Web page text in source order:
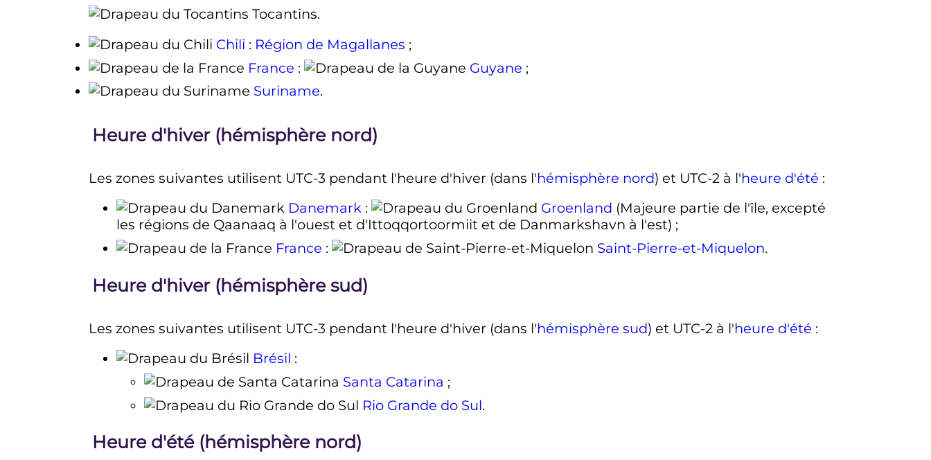
Tocantins.
Chili : Région de Magallanes ;
France : Guyane ;
Suriname.
Heure d'hiver (hémisphère nord)
Les zones suivantes utilisent UTC-3 pendant l'heure d'hiver (dans l'hémisphère nord) et UTC-2 à l'heure d'été :
Danemark : Groenland (Majeure partie de l'île, excepté
les régions de Qaanaaq à l'ouest et d'Ittoqqortoormiit et de Danmarkshavn à l'est) ;
France : Saint-Pierre-et-Miquelon.
Heure d'hiver (hémisphère sud)
Les zones suivantes utilisent UTC-3 pendant l'heure d'hiver (dans l'hémisphère sud) et UTC-2 à l'heure d'été :
Brésil :
Santa Catarina ;
Rio Grande do Sul.
Heure d'été (hémisphère nord)